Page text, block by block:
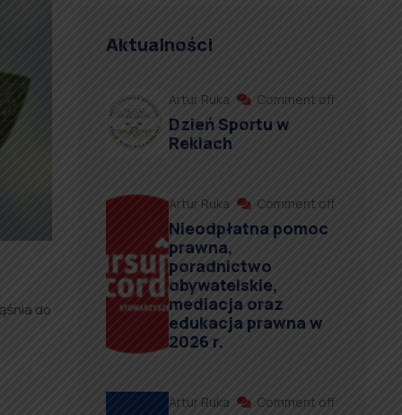
do
Aktualności
Artur Ruka Comment off
Dzień Sportu w
Reklach
Artur Ruka Comment off
Nieodpłatna pomoc
prawna,
poradnictwo
obywatelskie,
mediacja oraz
edukacja prawna w
2026 r.
Artur Ruka Comment off